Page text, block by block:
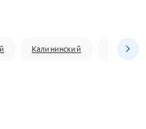
Калининский